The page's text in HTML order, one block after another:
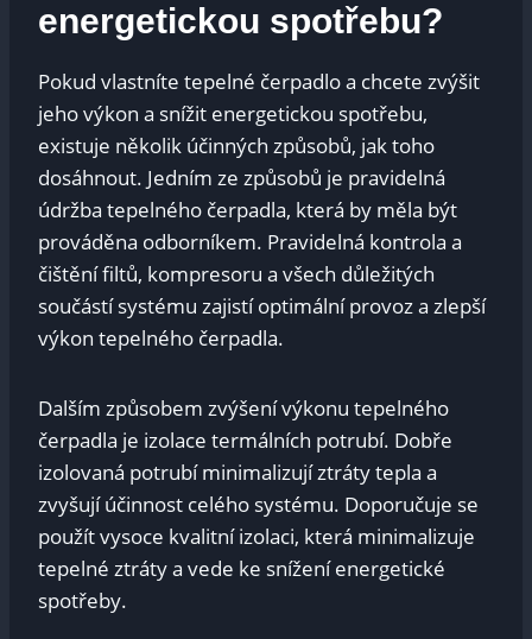
energetickou spotřebu?
Pokud vlastníte tepelné čerpadlo a chcete zvýšit
jeho výkon a snížit energetickou spotřebu,
existuje několik účinných způsobů, jak toho
dosáhnout. Jedním ze způsobů je pravidelná
údržba tepelného čerpadla, která by měla být
prováděna odborníkem. Pravidelná kontrola a
čištění filtů, kompresoru a všech důležitých
součástí systému zajistí optimální provoz a zlepší
výkon tepelného čerpadla.
Dalším způsobem zvýšení výkonu tepelného
čerpadla je izolace termálních potrubí. Dobře
izolovaná potrubí minimalizují ztráty tepla a
zvyšují účinnost celého systému. Doporučuje se
použít vysoce kvalitní izolaci, která minimalizuje
tepelné ztráty a vede ke snížení energetické
spotřeby.